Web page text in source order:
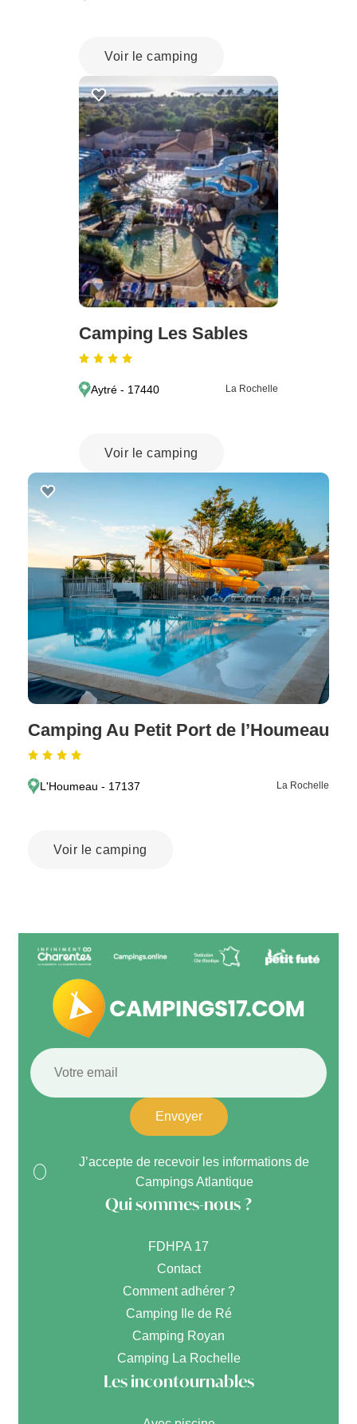
Voir le camping
Camping Les Sables
Aytré - 17440 La Rochelle
Voir le camping
Camping Au Petit Port de l’Houmeau
L'Houmeau - 17137 La Rochelle
Voir le camping
Envoyer
J’accepte de recevoir les informations de
Campings Atlantique
Qui sommes-nous ?
FDHPA 17
Contact
Comment adhérer ?
Camping Ile de Ré
Camping Royan
Camping La Rochelle
Les incontournables